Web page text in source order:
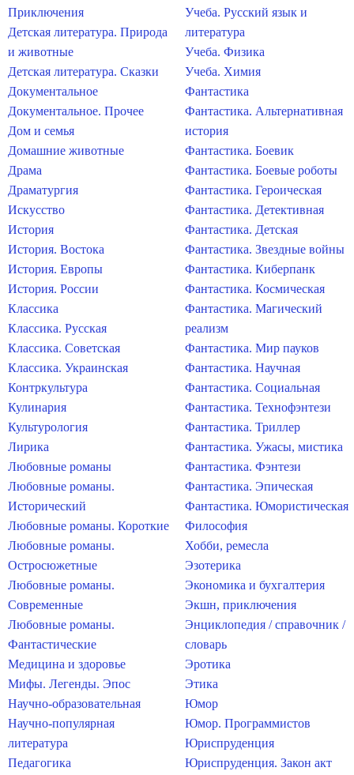
Приключения
Детская литература. Природа
и животные
Детская литература. Сказки
Документальное
Документальное. Прочее
Дом и семья
Домашние животные
Драма
Драматургия
Искусство
История
История. Востока
История. Европы
История. России
Классика
Классика. Русская
Классика. Советская
Классика. Украинская
Контркультура
Кулинария
Культурология
Лирика
Любовные романы
Любовные романы.
Исторический
Любовные романы. Короткие
Любовные романы.
Остросюжетные
Любовные романы.
Современные
Любовные романы.
Фантастические
Медицина и здоровье
Мифы. Легенды. Эпос
Научно-образовательная
Научно-популярная
литература
Педагогика
Учеба. Русский язык и
литература
Учеба. Физика
Учеба. Химия
Фантастика
Фантастика. Альтернативная
история
Фантастика. Боевик
Фантастика. Боевые роботы
Фантастика. Героическая
Фантастика. Детективная
Фантастика. Детская
Фантастика. Звездные войны
Фантастика. Киберпанк
Фантастика. Космическая
Фантастика. Магический
реализм
Фантастика. Мир пауков
Фантастика. Научная
Фантастика. Социальная
Фантастика. Технофэнтези
Фантастика. Триллер
Фантастика. Ужасы, мистика
Фантастика. Фэнтези
Фантастика. Эпическая
Фантастика. Юмористическая
Философия
Хобби, ремесла
Эзотерика
Экономика и бухгалтерия
Экшн, приключения
Энциклопедия / справочник /
словарь
Эротика
Этика
Юмор
Юмор. Программистов
Юриспруденция
Юриспруденция. Закон акт